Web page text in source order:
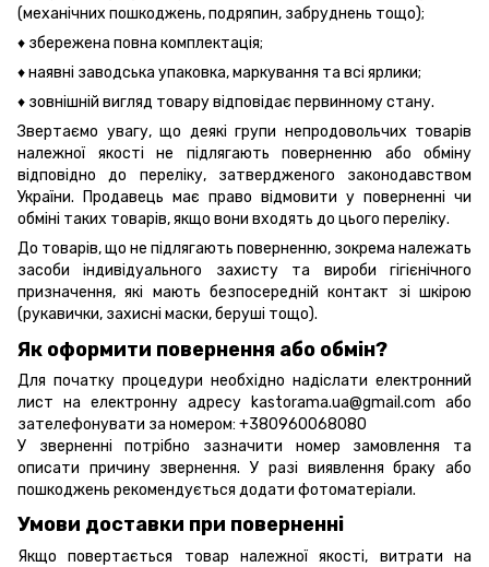
(механічних пошкоджень, подряпин, забруднень тощо);
♦ збережена повна комплектація;
♦ наявні заводська упаковка, маркування та всі ярлики;
♦ зовнішній вигляд товару відповідає первинному стану.
Звертаємо увагу, що деякі групи непродовольчих товарів
належної якості не підлягають поверненню або обміну
відповідно до переліку, затвердженого законодавством
України. Продавець має право відмовити у поверненні чи
обміні таких товарів, якщо вони входять до цього переліку.
До товарів, що не підлягають поверненню, зокрема належать
засоби індивідуального захисту та вироби гігієнічного
призначення, які мають безпосередній контакт зі шкірою
(рукавички, захисні маски, беруші тощо).
Як оформити повернення або обмін?
Для початку процедури необхідно надіслати електронний
лист на електронну адресу kastorama.ua@gmail.com або
зателефонувати за номером: +380960068080
У зверненні потрібно зазначити номер замовлення та
описати причину звернення. У разі виявлення браку або
пошкоджень рекомендується додати фотоматеріали.
Умови доставки при поверненні
Якщо повертається товар належної якості, витрати на